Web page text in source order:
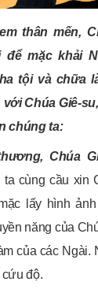
thân mến,
để mặc khải
tội và chữa
Chúa Giê-
chúng ta:
Chúa
ta cùng cầu xin
lấy hình
năng của
của các
độ.